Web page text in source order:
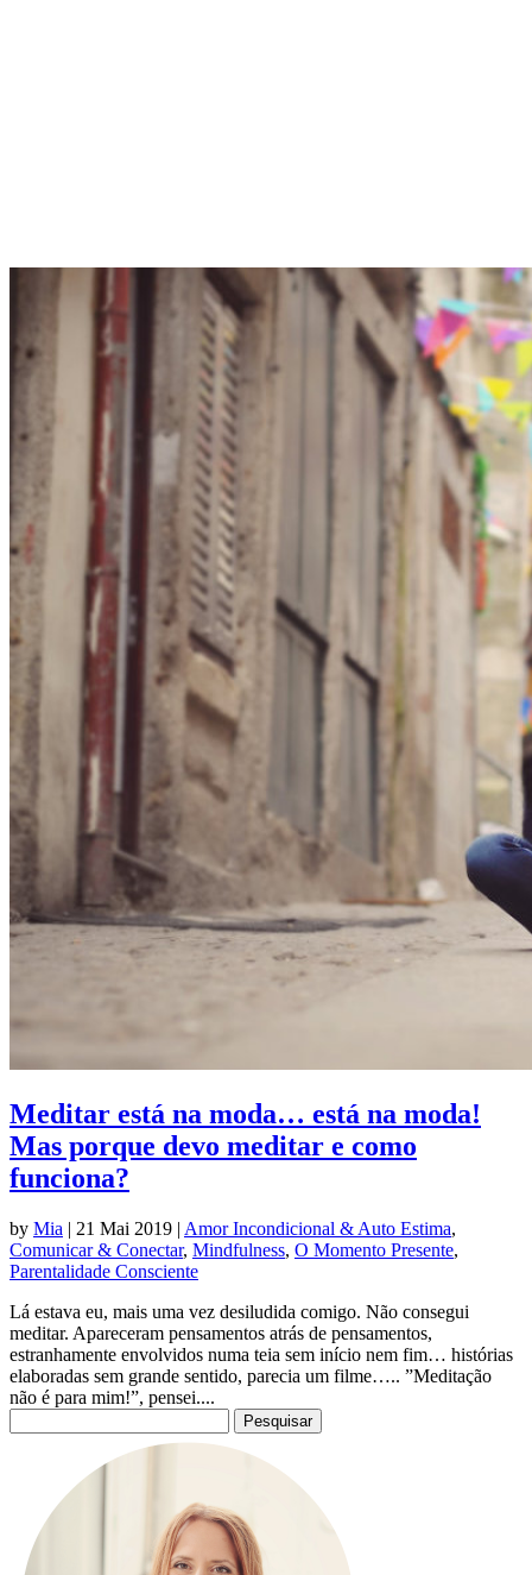
Meditar está na moda… está na moda!
Mas porque devo meditar e como
funciona?
by Mia | 21 Mai 2019 | Amor Incondicional & Auto Estima,
Comunicar & Conectar, Mindfulness, O Momento Presente,
Parentalidade Consciente
Lá estava eu, mais uma vez desiludida comigo. Não consegui
meditar. Apareceram pensamentos atrás de pensamentos,
estranhamente envolvidos numa teia sem início nem fim… histórias
elaboradas sem grande sentido, parecia um filme….. ”Meditação
não é para mim!”, pensei....
por: